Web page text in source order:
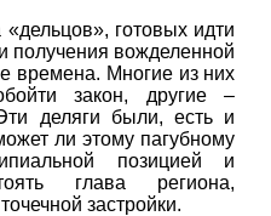
готовых идти
вожделенной
времена. Многие из них
закон, другие –
деляги были, есть и
ли этому пагубному
позицией и
глава региона,
застройки.